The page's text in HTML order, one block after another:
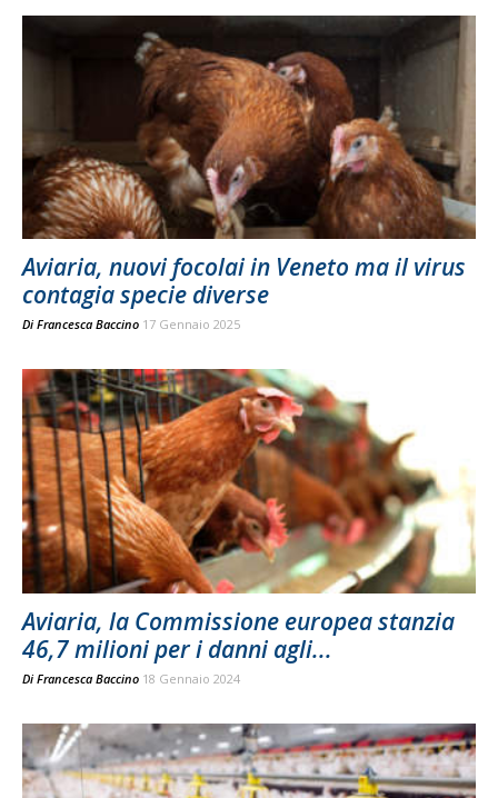
Aviaria, nuovi focolai in Veneto ma il virus
contagia specie diverse
Di Francesca Baccino 17 Gennaio 2025
Aviaria, la Commissione europea stanzia
46,7 milioni per i danni agli...
Di Francesca Baccino 18 Gennaio 2024